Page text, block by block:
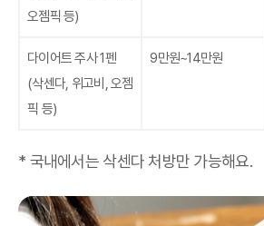
오젬픽 등)
다이어트 주사 1펜
(삭센다, 위고비, 오젬
픽 등)
9만원~14만원
* 국내에서는 삭센다 처방만 가능해요.